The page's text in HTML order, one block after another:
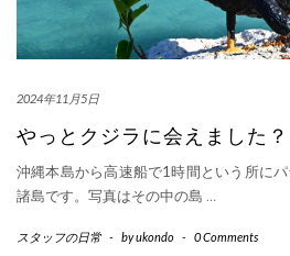
2024年11月5日
やっとクジラに会えました？
沖縄本島から高速船で1時間という所に
諸島です。写真はその中の島 …
スタッフの日常 - byukondo - 0 Comments